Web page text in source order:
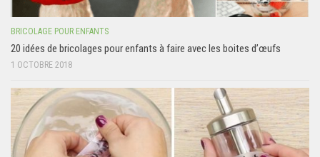
BRICOLAGE POUR ENFANTS
20 idées de bricolages pour enfants à faire avec les boites d’œufs
1 OCTOBRE 2018